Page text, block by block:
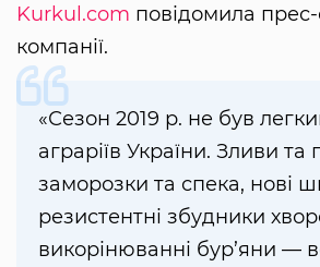
Kurkul.com повідомила
компанії.
«Сезон 2019 р. не був
аграріїв України. Зливи та
заморозки та спека, нові
резистентні збудники
викорінюванні бур’яни —